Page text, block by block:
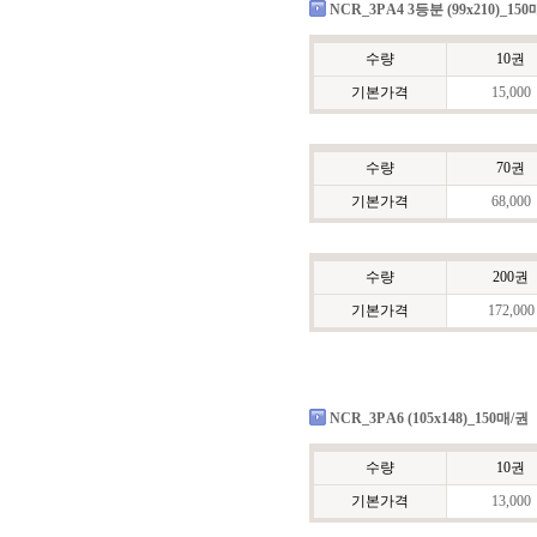
NCR_3P A4 3등분 (99x210)_150
수량
10권
기본가격
15,000
수량
70권
기본가격
68,000
수량
200권
기본가격
172,000
NCR_3P A6 (105x148)_150매/권
수량
10권
기본가격
13,000